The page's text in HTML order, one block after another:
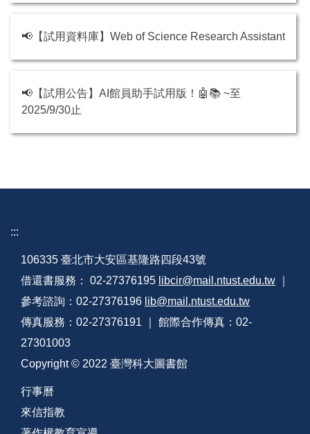
📢【試用資料庫】Web of Science Research Assistant
📢【試用公告】AI館員助手試用版！🤖📚 ~至
2025/9/30止
:::
106335 臺北市大安區基隆路四段43號
借還書服務： 02-27376195 libcir@mail.ntust.edu.tw
參考諮詢：02-27376196 lib@mail.ntust.edu.tw
傳真服務：02-27376191 ｜ 館際合作傳真：02-
27301003
Copyright © 2022 臺灣科大圖書館
行事曆
來信指教